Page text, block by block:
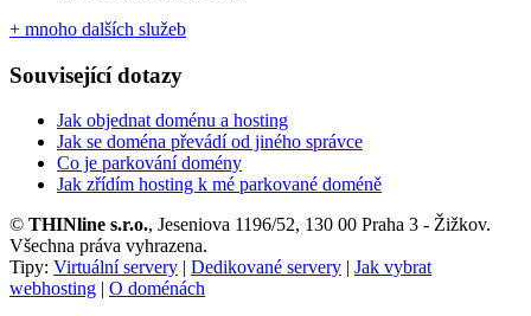
+ mnoho dalších služeb
Související dotazy
Jak objednat doménu a hosting
Jak se doména převádí od jiného správce
Co je parkování domény
Jak zřídím hosting k mé parkované doméně
© THINline s.r.o., Jeseniova 1196/52, 130 00 Praha 3 - Žižkov.
Všechna práva vyhrazena.
Tipy: Virtuální servery | Dedikované servery | Jak vybrat
webhosting | O doménách